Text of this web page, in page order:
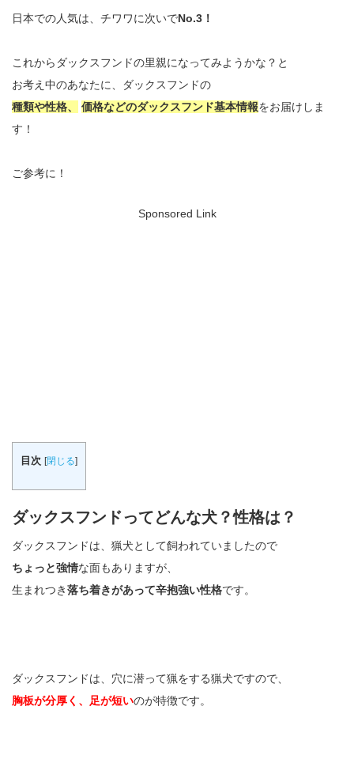
日本での人気は、チワワに次いでNo.3！
これからダックスフンドの里親になってみようかな？と
お考え中のあなたに、ダックスフンドの
種類や性格、
価格などのダックスフンド基本情報をお届けしま
す！
ご参考に！
Sponsored Link
目次 [閉じる]
ダックスフンドってどんな犬？性格は？
ダックスフンドは、猟犬として飼われていましたので
ちょっと強情な面もありますが、
生まれつき落ち着きがあって辛抱強い性格です。
ダックスフンドは、穴に潜って猟をする猟犬ですので、
胸板が分厚く、足が短いのが特徴です。